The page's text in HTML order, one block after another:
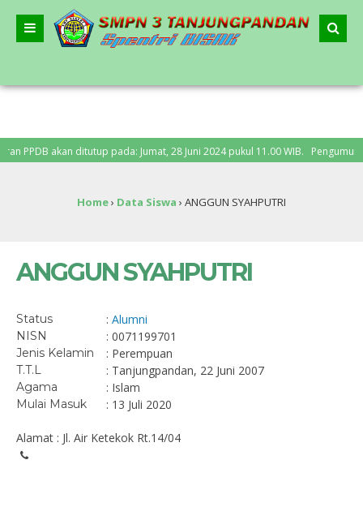
akan ditutup pada: Jumat, 28 Juni 2024 pukul 11.00 WIB. Pengumuman
Home› Data Siswa › ANGGUN SYAHPUTRI
ANGGUN SYAHPUTRI
Status : Alumni
NISN : 0071199701
Jenis Kelamin : Perempuan
T.T.L : Tanjungpandan, 22 Juni 2007
Agama : Islam
Mulai Masuk : 13 Juli 2020
Alamat : Jl. Air Ketekok Rt.14/04